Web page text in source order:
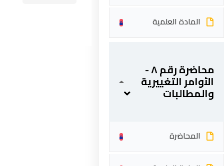
المادة العلمية
محاضرة رقم ٨ -
الأوامر التغييرية
والمطالبات
المحاضرة
ابقى على تواصل
201287888051+